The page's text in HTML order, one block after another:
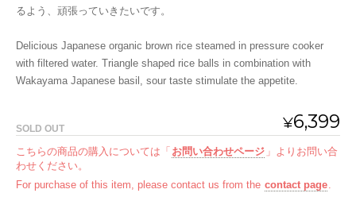
るよう、頑張っていきたいです。
Delicious Japanese organic brown rice steamed in pressure cooker
with filtered water. Triangle shaped rice balls in combination with
Wakayama Japanese basil, sour taste stimulate the appetite.
¥6,399
SOLD OUT
こちらの商品の購入については「 お問い合わせページ 」よりお問い合
わせください。
For purchase of this item, please contact us from the contact page.